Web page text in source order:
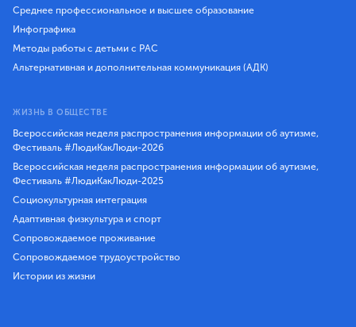
Среднее профессиональное и высшее образование
Инфографика
Методы работы с детьми с РАС
Альтернативная и дополнительная коммуникация (АДК)
ЖИЗНЬ В ОБЩЕСТВЕ
Всероссийская неделя распространения информации об аутизме,
Фестиваль #ЛюдиКакЛюди-2026
Всероссийская неделя распространения информации об аутизме,
Фестиваль #ЛюдиКакЛюди-2025
Социокультурная интеграция
Адаптивная физкультура и спорт
Сопровождаемое проживание
Сопровождаемое трудоустройство
Истории из жизни